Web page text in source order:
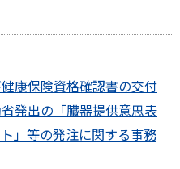
康保険資格確認書の交付
発出の「臓器提供意思表
」等の発注に関する事務